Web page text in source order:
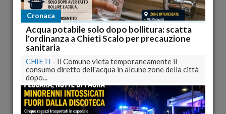
PINO GIUSEPPE MAMMARELLA FRANCESCO
CIARAMELLANO 38 NICOLA DI CANDIA 65 BRUNO DI
VIRGILIO 31...
pubblicato il 27/04/2014 11:02
Dario De Luca, preferenze, liste, nomi candidati
Renatogiovanni Sisofo RAFFAELE D’ALESSANDRO 58
NICOLINO D’ONOFRIO 59 PANTALEONE GINO
D’ONOFRIO 43...
pubblicato il 27/04/2014 11:01
Cronaca
Acqua potabile solo dopo bollitura: scatta
l'ordinanza a Chieti Scalo per precauzione
sanitaria
CHIETI - Il Comune vieta temporaneamente il
consumo diretto dell'acqua in alcune zone della città
dopo...